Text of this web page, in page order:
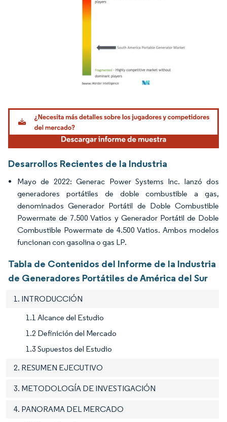
Imagen © Mordor Intelligence. El uso requiere atribución según CC BY 4.0.
Desarrollos Recientes de la Industria
Mayo de 2022: Generac Power Systems Inc. lanzó dos
generadores portátiles de doble combustible a gas,
denominados Generador Portátil de Doble Combustible
Powermate de 7.500 Vatios y Generador Portátil de Doble
Combustible Powermate de 4.500 Vatios. Ambos modelos
funcionan con gasolina o gas LP.
Tabla de Contenidos del Informe de la Industria
de Generadores Portátiles de América del Sur
1. INTRODUCCIÓN
1.1 Alcance del Estudio
1.2 Definición del Mercado
1.3 Supuestos del Estudio
2. RESUMEN EJECUTIVO
3. METODOLOGÍA DE INVESTIGACIÓN
4. PANORAMA DEL MERCADO